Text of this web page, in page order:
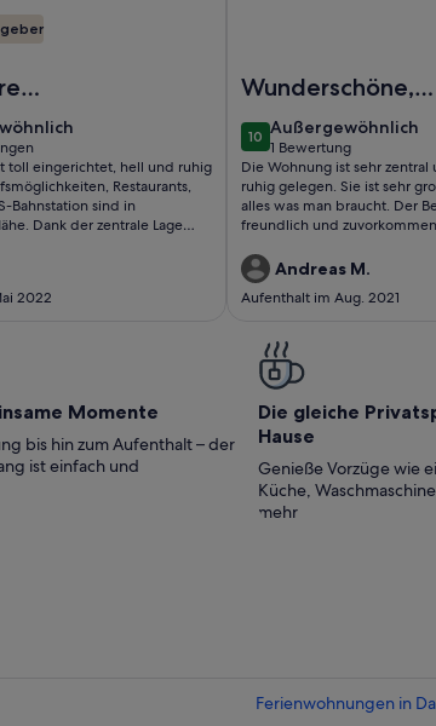
wurden
toll eingerichtet, hell und ruhig
Restaurants,
Bahnstation sind in
Dank der zentrale Lage
steile Treppe bis in den 4.
rund um zufrieden.
2022
Wunderschöne,
authentische
Wohnung in
Kopenhagen
1010 von 10
Außergewöhnlich
außergewöhnlich
1 Bewertung
(1
bewertung)
Die Wohnung ist sehr
ruhig gelegen. Sie ist sehr
alles was man braucht. Der
freundlich und
erfüllt.Andreas M.
Aufenthalt im Aug. 2021
Momente
bis hin zum Aufenthalt – der
ist einfach und
Die gleiche
Hause
Genieße Vorzüge wie
Küche,
mehr
Ferienwohnungen in